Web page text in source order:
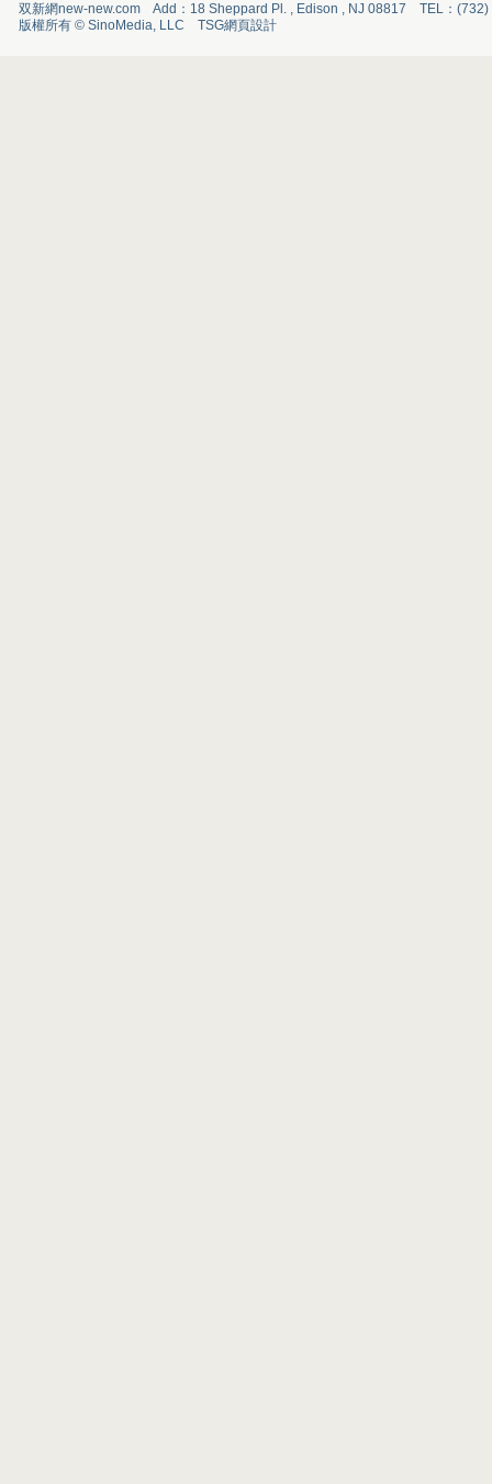
双新網new-new.com Add：18 Sheppard Pl. , Edison , NJ 08817 TEL：
版權所有 © SinoMedia, LLC TSG網頁設計